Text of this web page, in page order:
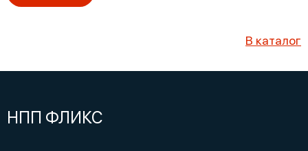
В каталог
НПП ФЛИКС